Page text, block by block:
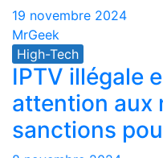
19 novembre 2024
MrGeek
High-Tech
IPTV illégale
attention aux
sanctions